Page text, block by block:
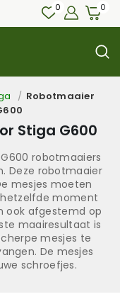
0 0
/ Robotmaaier
Stiga G600
robotmaaiers
Deze robotmaaier
mesjes moeten
moment
ook afgestemd op
maairesultaat is
mesjes te
De mesjes
schroefjes.